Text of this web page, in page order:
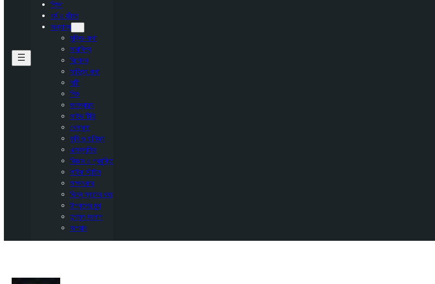
শিক্ষা
ধর্ম ও জীবন
অন্যান্য
মুক্তি-কথা
সারাবিশ্ব
বিনোদন
সাহিত্য কথা
নারী
শিশু
জনস্বাস্থ্য
লাইভ টিভি
খেলাধুলা
কৃষি ও বাণিজ্য
এক্সক্লুসিভ
বিজ্ঞান ও প্রযুক্তি
লাইফ স্টাইল
সাক্ষাৎকার
ভিন্ন স্বাদের খবর
উপকূলের মুখ
তৃণমূল সংলাপ
অপরাধ